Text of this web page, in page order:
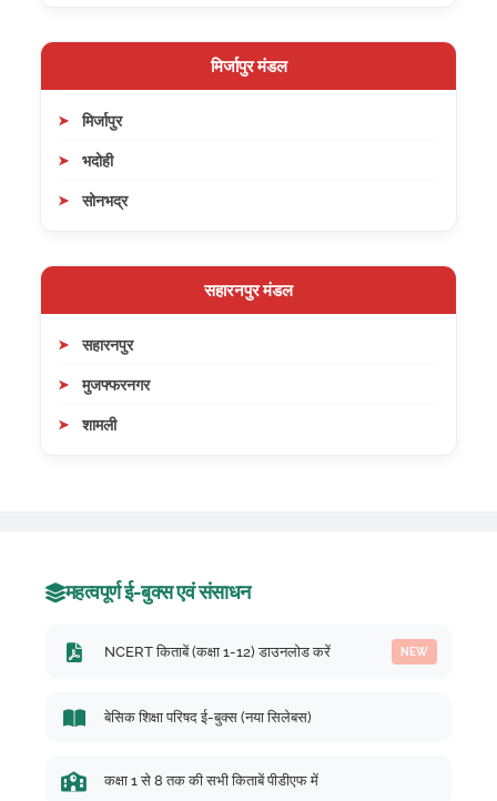
मिर्जापुर मंडल
मिर्जापुर
भदोही
सोनभद्र
सहारनपुर मंडल
सहारनपुर
मुजफ्फरनगर
शामली
महत्वपूर्ण ई-बुक्स एवं संसाधन
NCERT किताबें (कक्षा 1-12) डाउनलोड करें NEW
बेसिक शिक्षा परिषद ई-बुक्स (नया सिलेबस)
कक्षा 1 से 8 तक की सभी किताबें पीडीएफ में